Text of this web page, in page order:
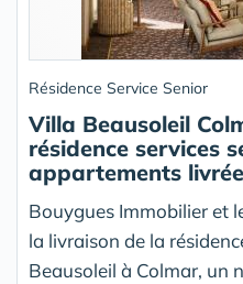
Résidence Service Senior
Villa Beausoleil
résidence services
appartements
Bouygues Immobilier et
la livraison de la
Beausoleil à Colmar, un